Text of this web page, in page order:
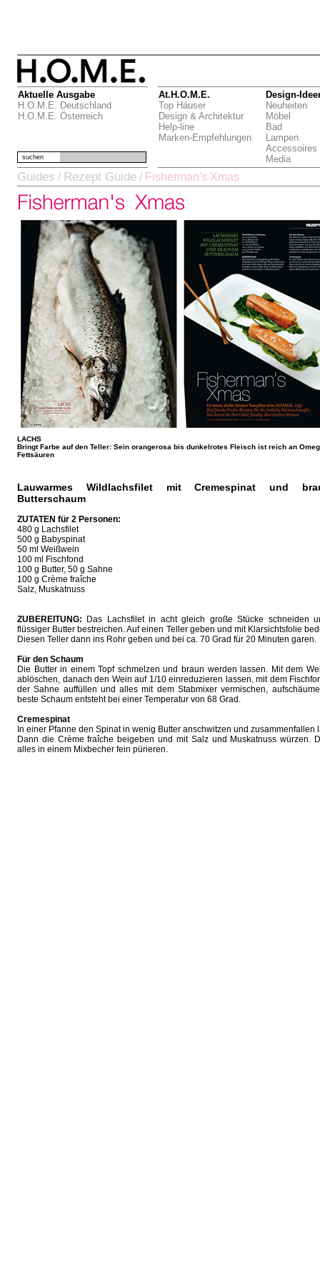
Aktuelle Ausgabe
H.O.M.E. Deutschland
H.O.M.E. Österreich
At.H.O.M.E.
Top Häuser
Design & Architektur
Help-line
Marken-Empfehlungen
Design-
Neuheiten
Möbel
Bad
Lampen
Accessoires
Media
suchen
Guides / Rezept Guide / Fisherman's Xmas
LACHS
Bringt Farbe auf den Teller: Sein orangerosa bis dunkelrotes Fleisch ist reich an
Fettsäuren
Lauwarmes Wildlachsfilet mit Cremespinat und
Butterschaum
ZUTATEN für 2 Personen:
480 g Lachsfilet
500 g Babyspinat
50 ml Weißwein
100 ml Fischfond
100 g Butter, 50 g Sahne
100 g Crème fraîche
Salz, Muskatnuss
ZUBEREITUNG:
Das Lachsfilet in acht gleich große Stücke schneiden
flüssiger Butter bestreichen. Auf einen Teller geben und mit Klarsichtsfolie
Diesen Teller dann ins Rohr geben und bei ca. 70 Grad für 20 Minuten garen.
Für den Schaum
Die Butter in einem Topf schmelzen und braun werden lassen. Mit dem
ablöschen, danach den Wein auf 1/10 einreduzieren lassen, mit dem
der Sahne auffüllen und alles mit dem Stabmixer vermischen,
beste Schaum entsteht bei einer Temperatur von 68 Grad.
Cremespinat
In einer Pfanne den Spinat in wenig Butter anschwitzen und zusammenfallen
Dann die Crème fraîche beigeben und mit Salz und Muskatnuss würzen.
alles in einem Mixbecher fein pürieren.